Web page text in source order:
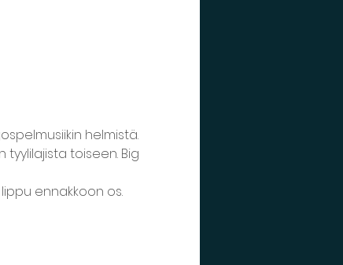
helmistä.
toiseen. Big
ennakkoon os.